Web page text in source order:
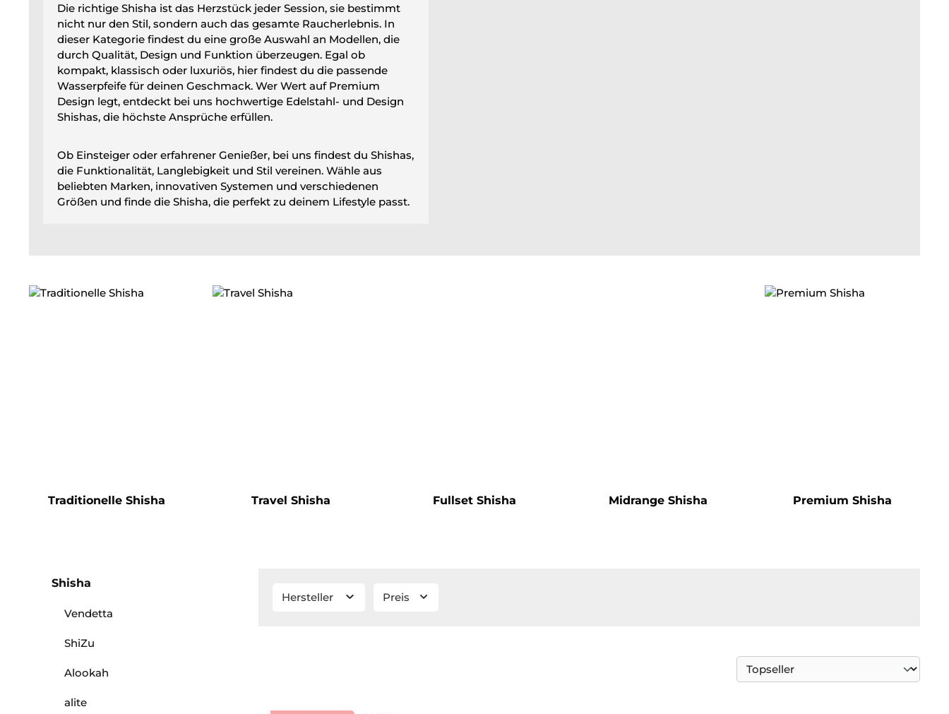
Die richtige Shisha ist das Herzstück jeder Session, sie bestimmt
nicht nur den Stil, sondern auch das gesamte Raucherlebnis. In
dieser Kategorie findest du eine große Auswahl an Modellen, die
durch Qualität, Design und Funktion überzeugen. Egal ob
kompakt, klassisch oder luxuriös, hier findest du die passende
Wasserpfeife für deinen Geschmack. Wer Wert auf Premium
Design legt, entdeckt bei uns hochwertige Edelstahl- und Design
Shishas, die höchste Ansprüche erfüllen.
Ob Einsteiger oder erfahrener Genießer, bei uns findest du Shishas,
die Funktionalität, Langlebigkeit und Stil vereinen. Wähle aus
beliebten Marken, innovativen Systemen und verschiedenen
Größen und finde die Shisha, die perfekt zu deinem Lifestyle passt.
Traditionelle Shisha Travel Shisha Fullset Shisha Midrange Shisha Premium Shisha
Shisha
Vendetta
ShiZu
Alookah
alite
Hersteller Preis